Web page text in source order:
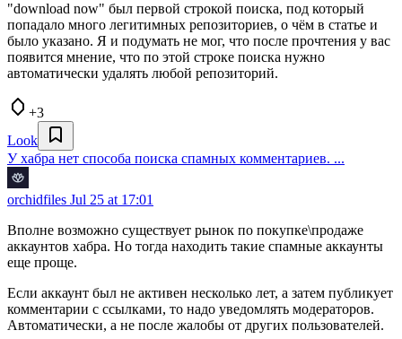
"download now" был первой строкой поиска, под который
попадало много легитимных репозиториев, о чём в статье и
было указано. Я и подумать не мог, что после прочтения у вас
появится мнение, что по этой строке поиска нужно
автоматически удалять любой репозиторий.
+3
Look
У хабра нет способа поиска спамных комментариев. ...
orchidfiles Jul 25 at 17:01
Вполне возможно существует рынок по покупке\продаже
аккаунтов хабра. Но тогда находить такие спамные аккаунты
еще проще.
Если аккаунт был не активен несколько лет, а затем публикует
комментарии с ссылками, то надо уведомлять модераторов.
Автоматически, а не после жалобы от других пользователей.